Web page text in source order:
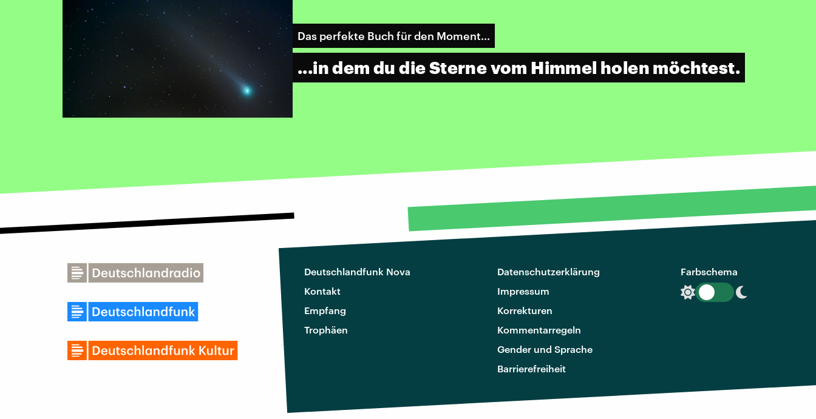
Das perfekte Buch für den Moment...
...in dem du die Sterne vom Himmel holen möchtest.
Deutschlandfunk Nova
Kontakt
Empfang
Trophäen
Datenschutzerklärung
Impressum
Korrekturen
Kommentarregeln
Gender und Sprache
Barrierefreiheit
Farbschema